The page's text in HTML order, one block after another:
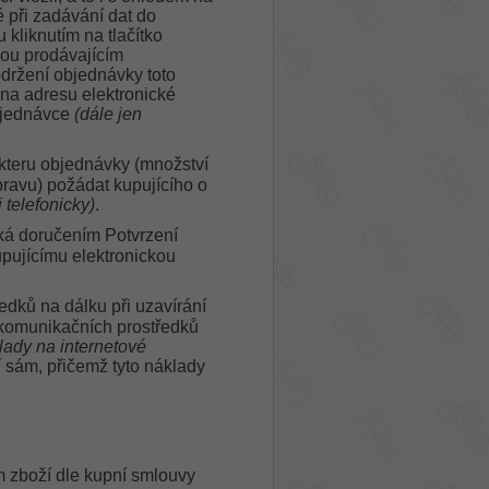
při zadávání dat do
kliknutím na tlačítko
prodávajícím
objednávky toto
adresu elektronické
(dále jen
objednávky (množství
požádat kupujícího o
telefonicky).
doručením Potvrzení
elektronickou
na dálku při uzavírání
prostředků
na internetové
sám, přičemž tyto náklady
zboží dle kupní smlouvy